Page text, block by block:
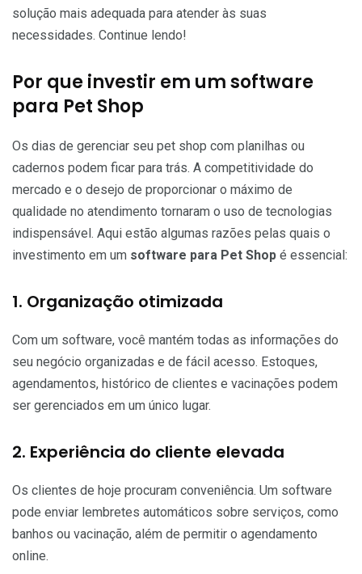
solução mais adequada para atender às suas
necessidades. Continue lendo!
Por que investir em um software
para Pet Shop
Os dias de gerenciar seu pet shop com planilhas ou
cadernos podem ficar para trás. A competitividade do
mercado e o desejo de proporcionar o máximo de
qualidade no atendimento tornaram o uso de tecnologias
indispensável. Aqui estão algumas razões pelas quais o
investimento em um software para Pet Shop é essencial:
1. Organização otimizada
Com um software, você mantém todas as informações do
seu negócio organizadas e de fácil acesso. Estoques,
agendamentos, histórico de clientes e vacinações podem
ser gerenciados em um único lugar.
2. Experiência do cliente elevada
Os clientes de hoje procuram conveniência. Um software
pode enviar lembretes automáticos sobre serviços, como
banhos ou vacinação, além de permitir o agendamento
online.